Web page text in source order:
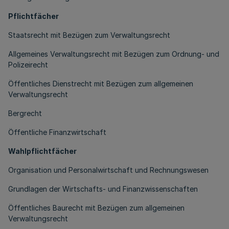
Pflichtfächer
Staatsrecht mit Bezügen zum Verwaltungsrecht
Allgemeines Verwaltungsrecht mit Bezügen zum Ordnung- und
Polizeirecht
Öffentliches Dienstrecht mit Bezügen zum allgemeinen
Verwaltungsrecht
Bergrecht
Öffentliche Finanzwirtschaft
Wahlpflichtfächer
Organisation und Personalwirtschaft und Rechnungswesen
Grundlagen der Wirtschafts- und Finanzwissenschaften
Öffentliches Baurecht mit Bezügen zum allgemeinen
Verwaltungsrecht